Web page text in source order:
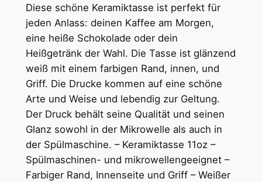
r
e
i
s
s
p
a
n
n
Diese schöne Keramiktasse ist perfekt für
jeden Anlass: deinen Kaffee am Morgen,
eine heiße Schokolade oder dein
Heißgetränk der Wahl. Die Tasse ist glänzend
weiß mit einem farbigen Rand, innen, und
Griff. Die Drucke kommen auf eine schöne
Arte und Weise und lebendig zur Geltung.
Der Druck behält seine Qualität und seinen
Glanz sowohl in der Mikrowelle als auch in
der Spülmaschine. – Keramiktasse 11oz –
Spülmaschinen- und mikrowellengeeignet –
Farbiger Rand, Innenseite und Griff – Weißer